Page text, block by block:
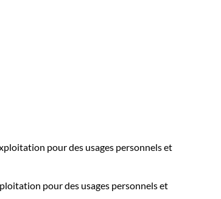
pour des usages personnels et
pour des usages personnels et